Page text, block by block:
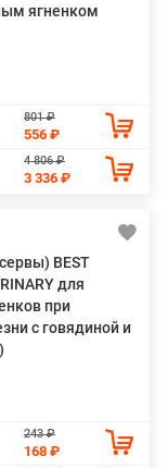
ягненком
801 ₽
556 ₽
4 806 ₽
3 336 ₽
BEST
для
при
с говядиной и
243 ₽
168 ₽